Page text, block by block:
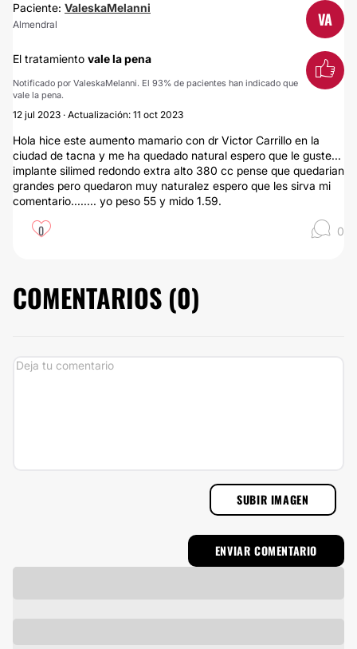
Paciente: ValeskaMelanni
Almendral VA
El tratamiento vale la pena
Notificado por ValeskaMelanni. El 93% de pacientes han indicado que
vale la pena.
12 jul 2023 · Actualización: 11 oct 2023
Hola hice este aumento mamario con dr Victor Carrillo en la
ciudad de tacna y me ha quedado natural espero que le guste...
implante silimed redondo extra alto 380 cc pense que quedarian
grandes pero quedaron muy naturalez espero que les sirva mi
comentario........ yo peso 55 y mido 1.59.
0 0
COMENTARIOS (0)
SUBIR IMAGEN